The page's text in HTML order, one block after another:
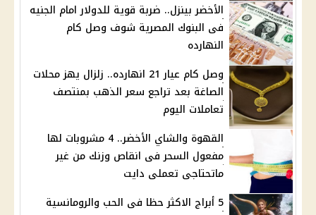
الأخضر بينزل.. ضربة قوية للدولار امام الجنيه
فى البنوك المصرية شوف وصل كام
النهارده
وصل كام عيار 21 انهارده.. زلزال يهز محلات
الصاغة بعد تراجع سعر الذهب بمنتصف
تعاملات اليوم
القهوة والشاي الأخضر.. 4 مشروبات لها
مفعول السحر فى انقاص وزنك من غير
ماتحتاجى تعملى دايت
5 أبراج الاكثر حظا فى الحب والرومانسية